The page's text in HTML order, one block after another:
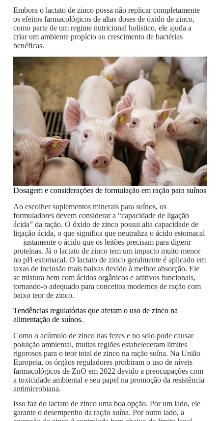
Embora o lactato de zinco possa não replicar completamente
os efeitos farmacológicos de altas doses de óxido de zinco,
como parte de um regime nutricional holístico, ele ajuda a
criar um ambiente propício ao crescimento de bactérias
benéficas.
Dosagem e considerações de formulação em ração para suínos
Ao escolher suplementos minerais para suínos, os
formuladores devem considerar a “capacidade de ligação
ácida” da ração. O óxido de zinco possui alta capacidade de
ligação ácida, o que significa que neutraliza o ácido estomacal
— justamente o ácido que os leitões precisam para digerir
proteínas. Já o lactato de zinco tem um impacto muito menor
no pH estomacal. O lactato de zinco geralmente é aplicado em
taxas de inclusão mais baixas devido à melhor absorção. Ele
se mistura bem com ácidos orgânicos e aditivos funcionais,
tornando-o adequado para conceitos modernos de ração com
baixo teor de zinco.
Tendências regulatórias que afetam o uso de zinco na
alimentação de suínos.
Como o acúmulo de zinco nas fezes e no solo pode causar
poluição ambiental, muitas regiões estabeleceram limites
rigorosos para o teor total de zinco na ração suína. Na União
Europeia, os órgãos reguladores proibiram o uso de níveis
farmacológicos de ZnO em 2022 devido a preocupações com
a toxicidade ambiental e seu papel na promoção da resistência
antimicrobiana.
Isso faz do lactato de zinco uma boa opção. Por um lado, ele
garante o desempenho da ração suína. Por outro lado, a